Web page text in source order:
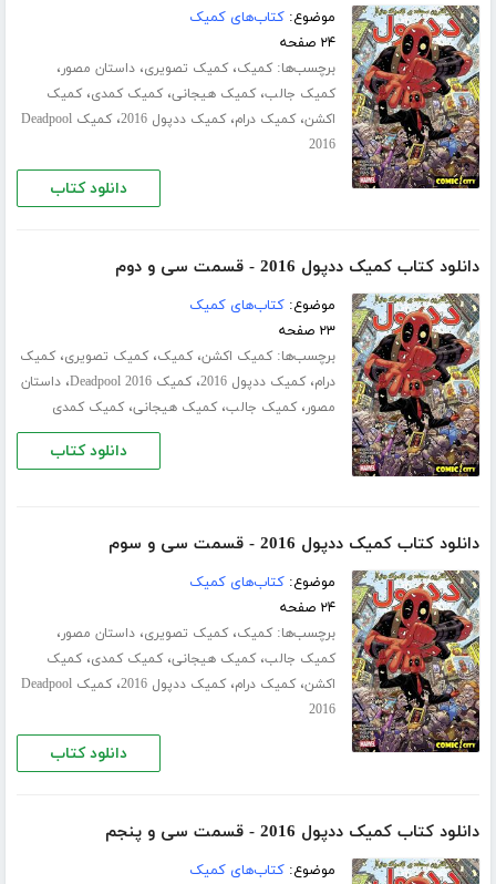
موضوع:کتاب‌های کمیک
۲۴ صفحه
برچسب‌ها:کمیک،کمیک تصویری،داستان مصور،
کمیک جالب،کمیک هیجانی،کمیک کمدی،کمیک
اکشن،کمیک درام،کمیک ددپول 2016 ،
کمیک Deadpool
2016
دانلود کتاب
دانلود کتاب کمیک ددپول 2016 - قسمت سی‌ و دوم
موضوع:کتاب‌های کمیک
۲۳ صفحه
برچسب‌ها:کمیک اکشن،کمیک،کمیک تصویری،کمیک
درام،کمیک ددپول 2016 ،کمیک Deadpool 2016 ،داستان
مصور،کمیک جالب،کمیک هیجانی،کمیک کمدی
دانلود کتاب
دانلود کتاب کمیک ددپول 2016 - قسمت سی‌ و سوم
موضوع:کتاب‌های کمیک
۲۴ صفحه
برچسب‌ها:کمیک،کمیک تصویری،داستان مصور،
کمیک جالب،کمیک هیجانی،کمیک کمدی،کمیک
اکشن،کمیک درام،کمیک ددپول 2016 ،
کمیک Deadpool
2016
دانلود کتاب
دانلود کتاب کمیک ددپول 2016 - قسمت سی‌ و پنجم
موضوع:کتاب‌های کمیک